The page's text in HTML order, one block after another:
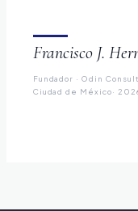
Francisco J.
Fundador · Odin
Ciudad de México·